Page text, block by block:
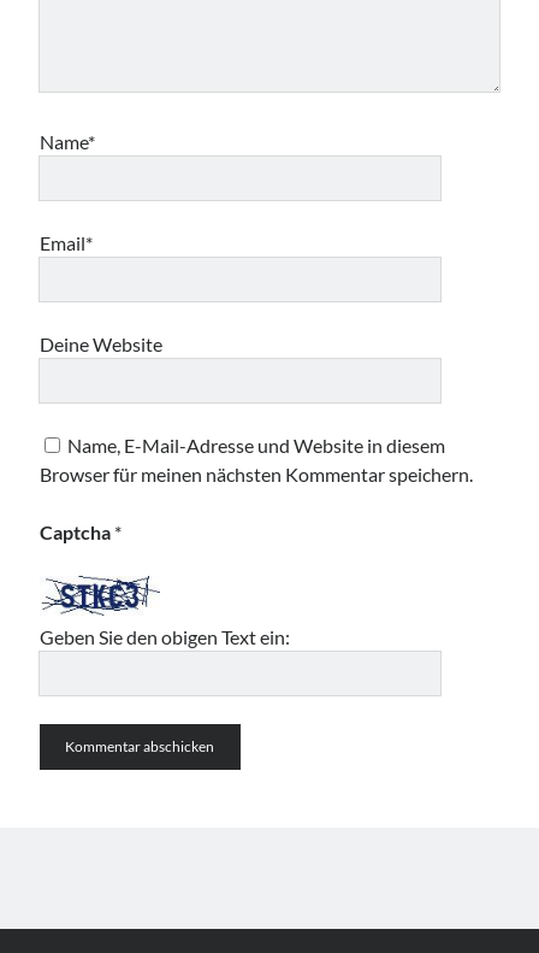
Name*
Email*
Deine Website
Name, E-Mail-Adresse und Website in diesem
Browser für meinen nächsten Kommentar speichern.
Captcha *
Geben Sie den obigen Text ein: